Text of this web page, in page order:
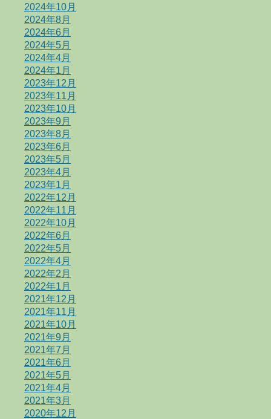
2024年10月
2024年8月
2024年6月
2024年5月
2024年4月
2024年1月
2023年12月
2023年11月
2023年10月
2023年9月
2023年8月
2023年6月
2023年5月
2023年4月
2023年1月
2022年12月
2022年11月
2022年10月
2022年6月
2022年5月
2022年4月
2022年2月
2022年1月
2021年12月
2021年11月
2021年10月
2021年9月
2021年7月
2021年6月
2021年5月
2021年4月
2021年3月
2020年12月